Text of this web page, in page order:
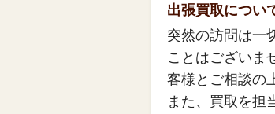
出張買取につい
突然の訪問は一
ことはございま
客様とご相談の
また、買取を担